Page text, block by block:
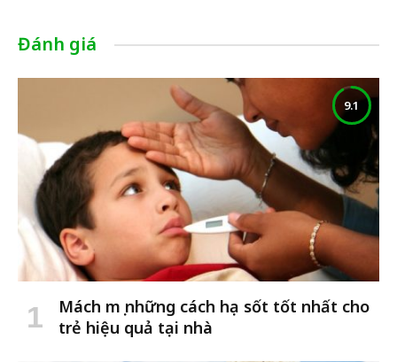
Đánh giá
9.1
Mách mẹ những cách hạ sốt tốt nhất cho
trẻ hiệu quả tại nhà